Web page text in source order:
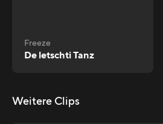
Freeze
De letschti Tanz
Weitere Clips